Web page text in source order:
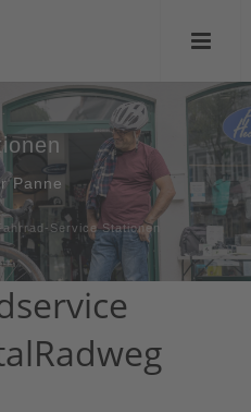
Panne
Service Stationen